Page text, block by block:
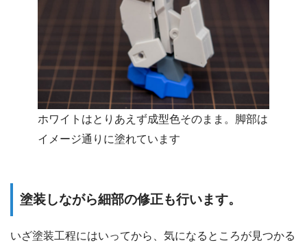
ホワイトはとりあえず成型色そのまま。脚部は
イメージ通りに塗れています
塗装しながら細部の修正も行います。
いざ塗装工程にはいってから、気になるところが見つかる